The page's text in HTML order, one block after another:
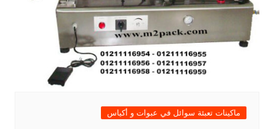
ماكينات تعبئة سوائل في عبوات و أكياس